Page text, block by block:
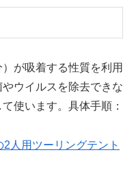
が吸着する性質を利用
ウイルスを除去できな
使います。具体手順：
人用ツーリングテント